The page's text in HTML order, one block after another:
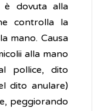
è dovuta alla
controlla la
mano. Causa
alla mano
pollice, dito
dito anulare)
peggiorando